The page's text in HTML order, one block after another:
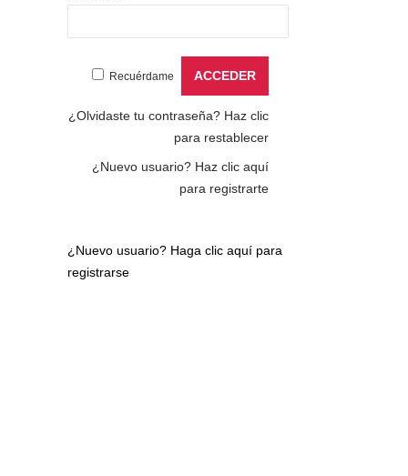
Recuérdame
¿Olvidaste tu contraseña? Haz clic
para restablecer
¿Nuevo usuario? Haz clic aquí
para registrarte
¿Nuevo usuario? Haga clic aquí para
registrarse